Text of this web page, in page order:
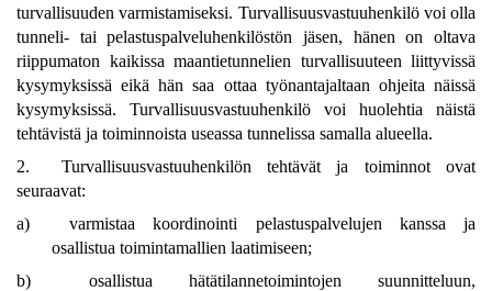
turvallisuuden varmistamiseksi. Turvallisuusvastuuhenkilö voi olla
tunneli- tai pelastuspalveluhenkilöstön jäsen, hänen on oltava
riippumaton kaikissa maantietunnelien turvallisuuteen liittyvissä
kysymyksissä eikä hän saa ottaa työnantajaltaan ohjeita näissä
kysymyksissä. Turvallisuusvastuuhenkilö voi huolehtia näistä
tehtävistä ja toiminnoista useassa tunnelissa samalla alueella.
2. Turvallisuusvastuuhenkilön tehtävät ja toiminnot ovat
seuraavat:
a)
varmistaa koordinointi pelastuspalvelujen kanssa ja
osallistua toimintamallien laatimiseen;
b)
osallistua hätätilannetoimintojen suunnitteluun,